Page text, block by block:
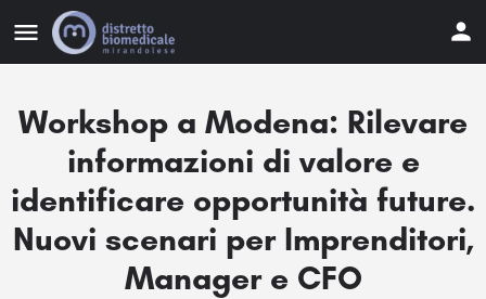
Workshop a Modena: Rilevare
informazioni di valore e
identificare opportunità future.
Nuovi scenari per Imprenditori,
Manager e CFO